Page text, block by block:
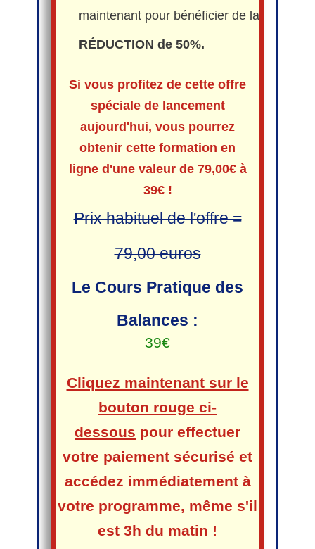
maintenant pour bénéficier de la
RÉDUCTION de 50%.
Si vous profitez de cette offre
spéciale de lancement
aujourd'hui, vous pourrez
obtenir cette formation en
ligne d'une valeur de 79,00€ à
39€ !
Prix habituel de l'offre =
79,00 euros
Le Cours Pratique des
Balances :
39€
Cliquez maintenant sur le
bouton rouge ci-
dessous pour effectuer
votre paiement sécurisé et
accédez immédiatement à
votre programme, même s'il
est 3h du matin !